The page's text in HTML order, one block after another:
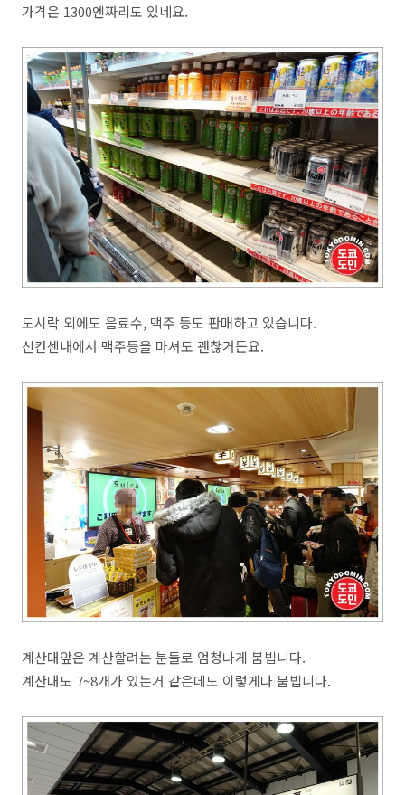
가격은 1300엔짜리도 있네요.
도시락 외에도 음료수, 맥주 등도 판매하고 있습니다.
신칸센내에서 맥주등을 마셔도 괜찮거든요.
계산대앞은 계산할려는 분들로 엄청나게 붐빕니다.
계산대도 7~8개가 있는거 같은데도 이렇게나 붐빕니다.